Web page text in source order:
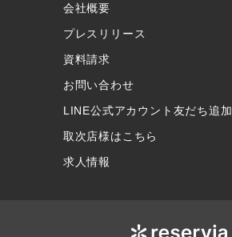
会社概要
プレスリリース
資料請求
お問い合わせ
LINE公式アカウント友だち追加
取次店様はこちら
求人情報